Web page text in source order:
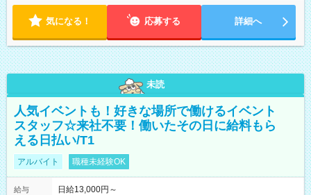
気になる！ 応募する 詳細へ
未読
人気イベントも！好きな場所で働けるイベント
スタッフ☆来社不要！働いたその日に給料もら
える日払い/T1
アルバイト 職種未経験OK
給与
日給13,000円～